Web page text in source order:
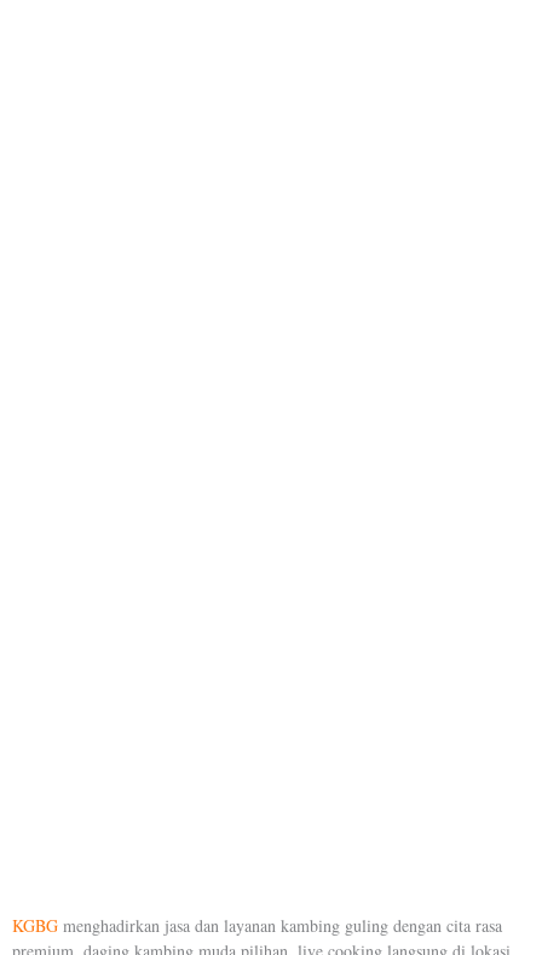
KGBG menghadirkan jasa dan layanan kambing guling dengan cita rasa
premium, daging kambing muda pilihan, live cooking langsung di lokasi